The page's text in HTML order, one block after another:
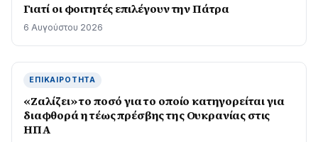
Γιατί οι φοιτητές επιλέγουν την Πάτρα
6 Αυγούστου 2026
ΕΠΙΚΑΙΡΌΤΗΤΑ
«Ζαλίζει» το ποσό για το οποίο κατηγορείται για
διαφθορά η τέως πρέσβης της Ουκρανίας στις
ΗΠΑ